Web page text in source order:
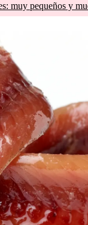
muy pequeños y